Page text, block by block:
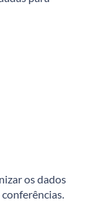
os dados